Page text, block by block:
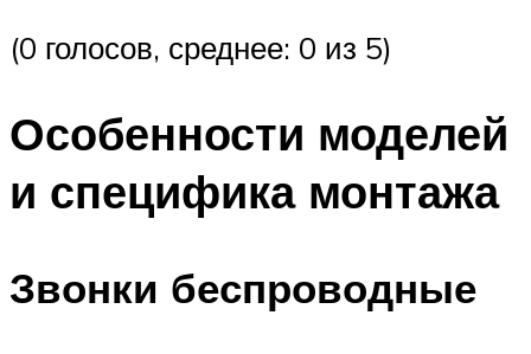
(0 голосов, среднее: 0 из 5)
Особенности моделей
и специфика монтажа
Звонки беспроводные